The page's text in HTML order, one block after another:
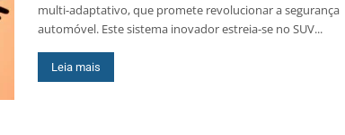
multi-adaptativo, que promete revolucionar a segurança
automóvel. Este sistema inovador estreia-se no SUV...
Leia mais